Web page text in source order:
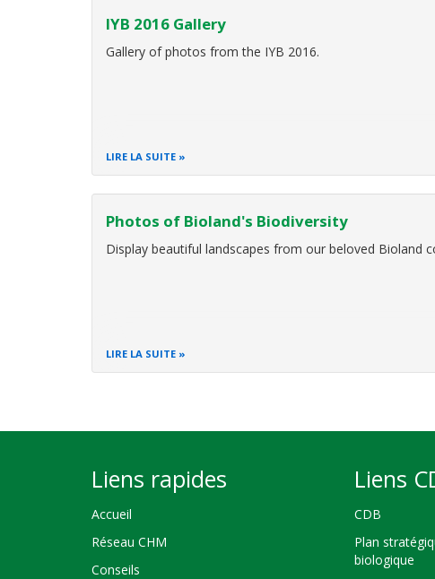
IYB 2016 Gallery
Gallery of photos from the IYB 2016.
LIRE LA SUITE
Photos of Bioland's Biodiversity
Display beautiful landscapes from our beloved Bioland
LIRE LA SUITE
Liens rapides
Accueil
Réseau CHM
Conseils
Liens
CDB
Plan
biologique